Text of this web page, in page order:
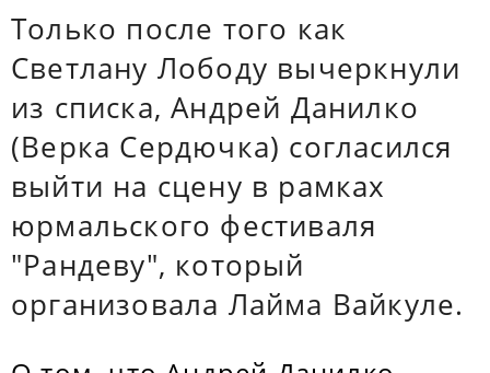
Только после того как
Светлану Лободу вычеркнули
из списка, Андрей Данилко
(Верка Сердючка) согласился
выйти на сцену в рамках
юрмальского фестиваля
"Рандеву", который
организовала Лайма Вайкуле.